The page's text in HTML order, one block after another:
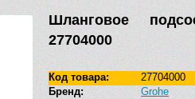
Шланговое
27704000
Код товара:
27704000
Бренд:
Grohe